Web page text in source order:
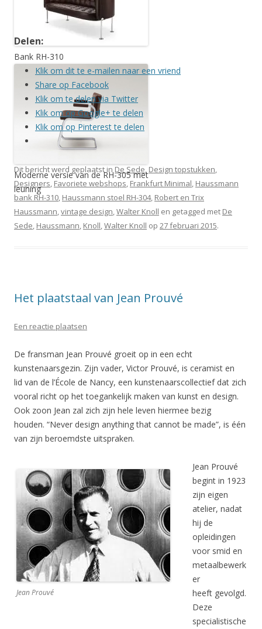
Bank RH-310
Moderne versie van de RH-305 met
leuning
Delen:
Klik om dit te e-mailen naar een vriend
Share op Facebook
Klik om te delen via Twitter
Klik om op Google+ te delen
Klik om op Pinterest te delen
Dit bericht werd geplaatst in De Sede, Design topstukken,
Designers, Favoriete webshops, Frankfurt Minimal, Haussmann
bank RH-310, Haussmann stoel RH-304, Robert en Trix
Haussmann,vintage design,Walter Knoll en getagged met De
Sede, Haussmann, Knoll,Walter Knoll op 27 februari 2015.
Het plaatstaal van Jean Prouvé
Een reactie plaatsen
De fransman Jean Prouvé groeit op in een echt
kunstenaarsgezin. Zijn vader, Victor Prouvé, is ceramist en
lid van de l’École de Nancy, een kunstenaarscollectief dat zich
vooral richt op het toegankelijk maken van kunst en design.
Ook zoon Jean zal zich zijn hele leven hiermee bezig
houden. “Never design anything that cannot be made”, is één
van zijn beroemdste uitspraken.
Jean Prouvé
Jean Prouvé
begint in 1923
zijn eigen
atelier, nadat
hij de
opleidingen
voor smid en
metaalbewerk
er
heeft gevolgd.
Deze
specialistische